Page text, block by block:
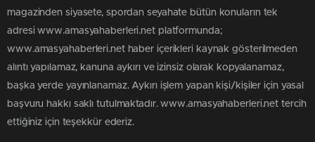
magazinden siyasete, spordan seyahate bütün konuların tek
adresi www.amasyahaberleri.net platformunda;
www.amasyahaberleri.net haber içerikleri kaynak gösterilmeden
alıntı yapılamaz, kanuna aykırı ve izinsiz olarak kopyalanamaz,
başka yerde yayınlanamaz. Aykırı işlem yapan kişi/kişiler için yasal
başvuru hakkı saklı tutulmaktadır. www.amasyahaberleri.net tercih
ettiğiniz için teşekkür ederiz.